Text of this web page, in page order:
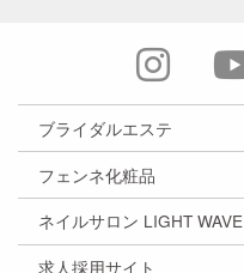
ブライダルエステ
フェンネ化粧品
ネイルサロン LIGHT WAVE
求人採用サイト